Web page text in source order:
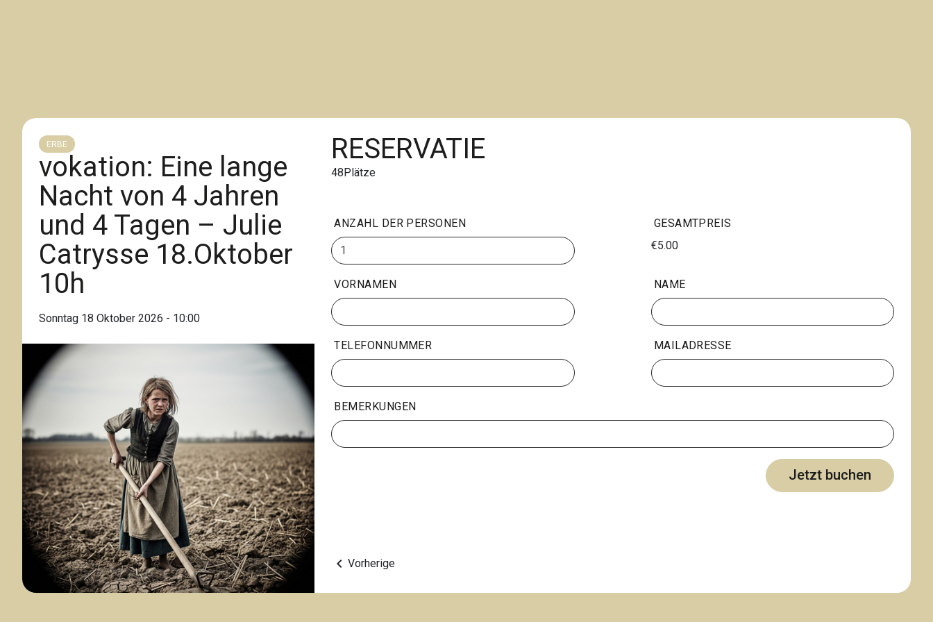
ERBE
vokation: Eine lange
Nacht von 4 Jahren
und 4 Tagen – Julie
Catrysse 18.Oktober
10h
Sonntag 18 Oktober 2026 - 10:00
RESERVATIE
48Plätze
ANZAHL DER PERSONEN
GESAMTPREIS
€5.00
VORNAMEN NAME
TELEFONNUMMER MAILADRESSE
BEMERKUNGEN
Jetzt buchen
keyboard_arrow_leftVorherige